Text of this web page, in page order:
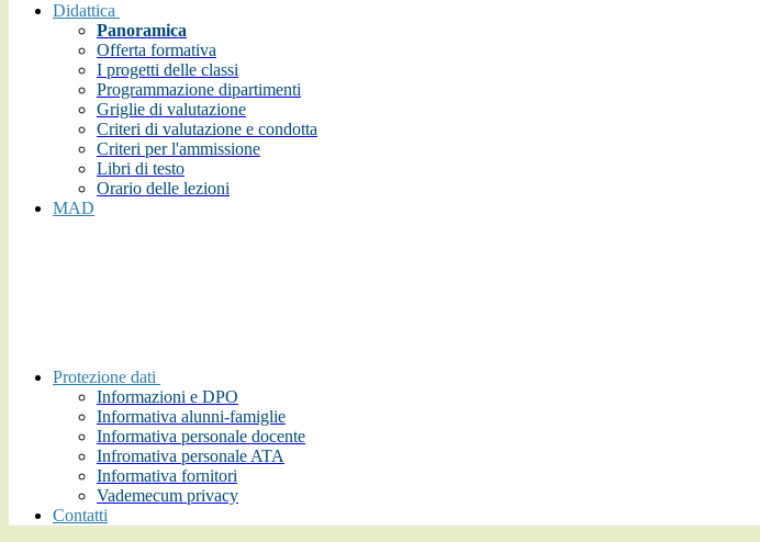
Didattica
Panoramica
Offerta formativa
I progetti delle classi
Programmazione dipartimenti
Griglie di valutazione
Criteri di valutazione e condotta
Criteri per l'ammissione
Libri di testo
Orario delle lezioni
MAD
Protezione dati
Informazioni e DPO
Informativa alunni-famiglie
Informativa personale docente
Infromativa personale ATA
Informativa fornitori
Vademecum privacy
Contatti